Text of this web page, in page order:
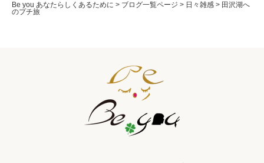
Be you あなたらしくあるために > ブログ一覧ページ > 日々雑感 > 田沢湖へ
のプチ旅